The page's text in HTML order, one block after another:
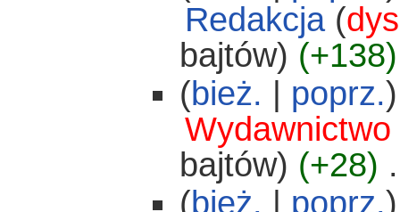
Redakcja (
bajtów) (+138)
(bież. poprz.)
Wydawnictwo
bajtów) (+28)
(bież. poprz.)